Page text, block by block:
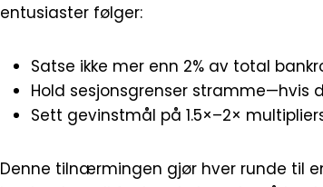
entusiaster følger:
Satse ikke mer enn 2% av total
Hold sesjonsgrenser stramme—hvis
Sett gevinstmål på 1.5×–2×
Denne tilnærmingen gjør hver runde til